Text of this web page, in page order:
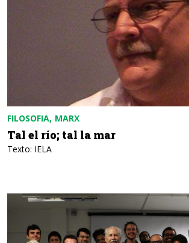
FILOSOFIA MARX
Tal el río; tal la mar
Texto: IELA